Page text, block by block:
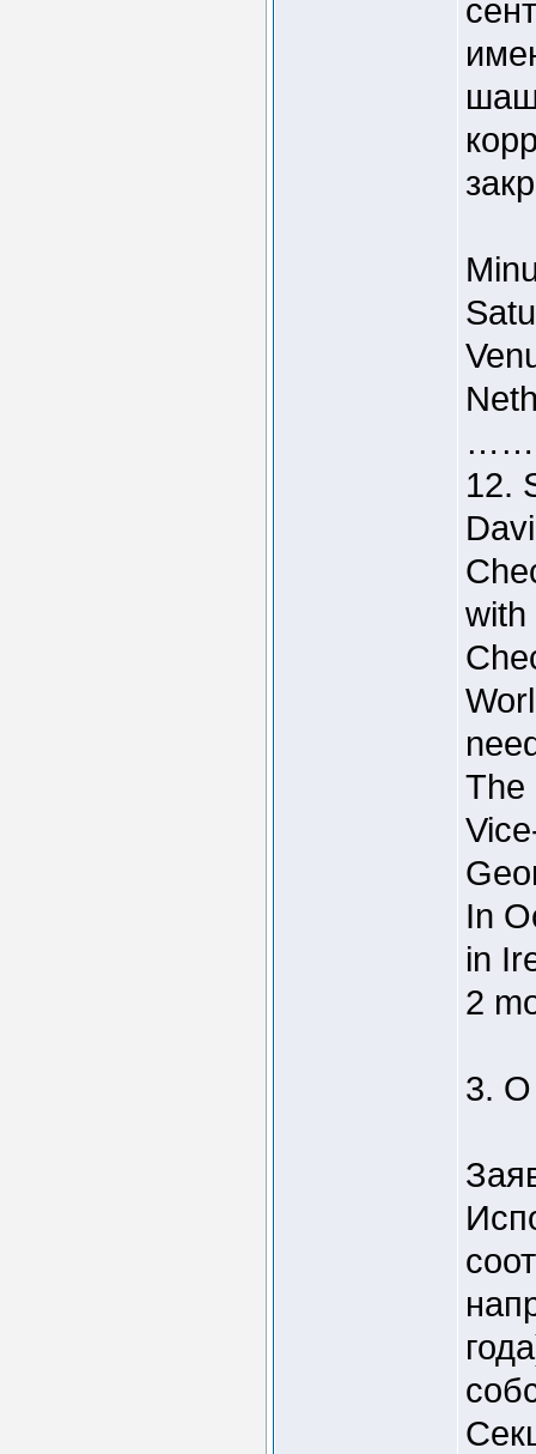
12.
with
The
In
in
2
3. О